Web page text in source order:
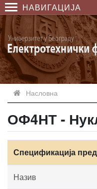
НАВИГАЦИЈА
Насловна
ОФ4НТ -
Спецификација
Назив